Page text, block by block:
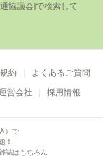
約
よくあるご質問
営会社 採用情報
）で
！
誌はもちろん